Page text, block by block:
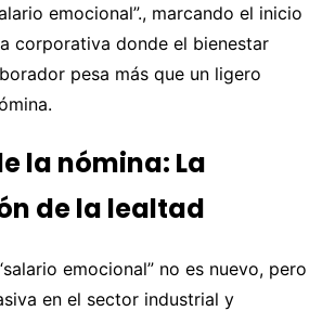
emocional”., marcando el inicio
corporativa donde el bienestar
pesa más que un ligero
la nómina: La
de la lealtad
emocional” no es nuevo, pero
en el sector industrial y